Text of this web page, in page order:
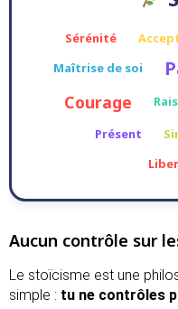
Sérénité
Maîtrise de soi
Courage
Présent
Aucun contrôle sur
Le stoïcisme est une
simple : tu ne contrôles